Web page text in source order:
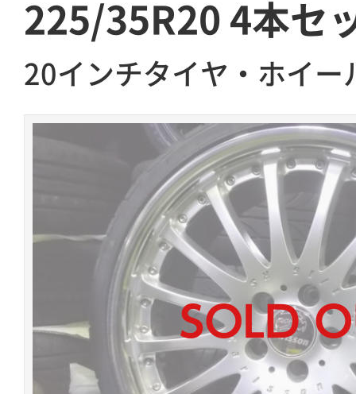
225/35R20 4本セ
20インチタイヤ・ホイー